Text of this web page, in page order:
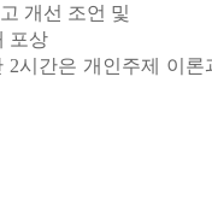
개선 조언 및
포상
2시간은 개인주제 이론